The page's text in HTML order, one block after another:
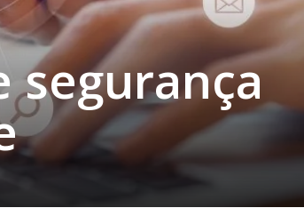
segurança